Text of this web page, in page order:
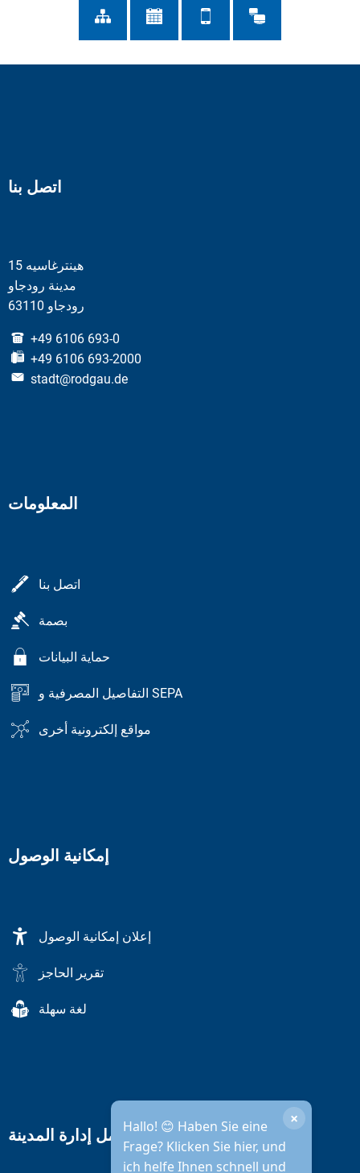
اتصل بنا
هينترغاسيه 15
مدينة رودجاو
63110 رودجاو
+49 6106 693-0
+49 6106 693-2000
stadt@rodgau.de
المعلومات
اتصل بنا
بصمة
حماية البيانات
التفاصيل المصرفية و SEPA
مواقع إلكترونية أخرى
إمكانية الوصول
إعلان إمكانية الوصول
تقرير الحاجز
لغة سهلة
Hallo! 😊 Haben Sie eine
Frage? Klicken Sie hier, und
ich helfe Ihnen schnell und
×
ساعات عمل إدارة المدينة